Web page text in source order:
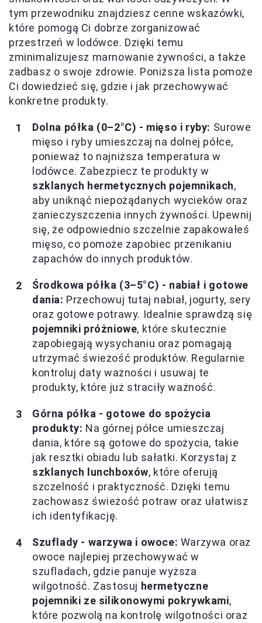
tym przewodniku znajdziesz cenne wskazówki,
które pomogą Ci dobrze zorganizować
przestrzeń w lodówce. Dzięki temu
zminimalizujesz marnowanie żywności, a także
zadbasz o swoje zdrowie. Poniższa lista pomoże
Ci dowiedzieć się, gdzie i jak przechowywać
konkretne produkty.
Dolna półka (0–2°C) - mięso i ryby: Surowe
mięso i ryby umieszczaj na dolnej półce,
ponieważ to najniższa temperatura w
lodówce. Zabezpiecz te produkty w
szklanych hermetycznych pojemnikach,
aby uniknąć niepożądanych wycieków oraz
zanieczyszczenia innych żywności. Upewnij
się, że odpowiednio szczelnie zapakowałeś
mięso, co pomoże zapobiec przenikaniu
zapachów do innych produktów.
Środkowa półka (3–5°C) - nabiał i gotowe
dania: Przechowuj tutaj nabiał, jogurty, sery
oraz gotowe potrawy. Idealnie sprawdzą się
pojemniki próżniowe, które skutecznie
zapobiegają wysychaniu oraz pomagają
utrzymać świeżość produktów. Regularnie
kontroluj daty ważności i usuwaj te
produkty, które już straciły ważność.
Górna półka - gotowe do spożycia
produkty: Na górnej półce umieszczaj
dania, które są gotowe do spożycia, takie
jak resztki obiadu lub sałatki. Korzystaj z
szklanych lunchboxów, które oferują
szczelność i praktyczność. Dzięki temu
zachowasz świeżość potraw oraz ułatwisz
ich identyfikację.
Szuflady - warzywa i owoce: Warzywa oraz
owoce najlepiej przechowywać w
szufladach, gdzie panuje wyższa
wilgotność. Zastosuj hermetyczne
pojemniki ze silikonowymi pokrywkami,
które pozwolą na kontrolę wilgotności oraz